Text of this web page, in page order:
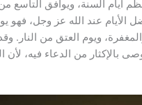
أيام السنة، ويوافق التاسع
الأيام عند الله عز وجل، فهو
ويوم العتق من النار.
بالإكثار من الدعاء فيه، لأن